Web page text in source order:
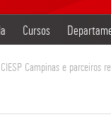
Cursos
Campinas e parceiros